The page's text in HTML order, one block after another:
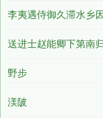
李夷遇侍御久滞水乡
送进士赵能卿下第南
野步
渼陂